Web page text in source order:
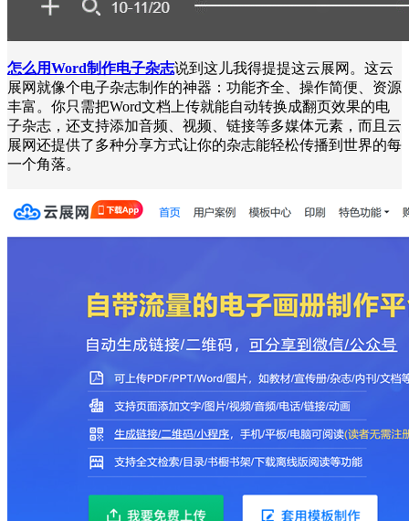
怎么用Word制作电子杂志说到这儿我得提提这云展网。这云
展网就像个电子杂志制作的神器：功能齐全、操作简便、资源
丰富。你只需把Word文档上传就能自动转换成翻页效果的电
子杂志，还支持添加音频、视频、链接等多媒体元素，而且云
展网还提供了多种分享方式让你的杂志能轻松传播到世界的每
一个角落。